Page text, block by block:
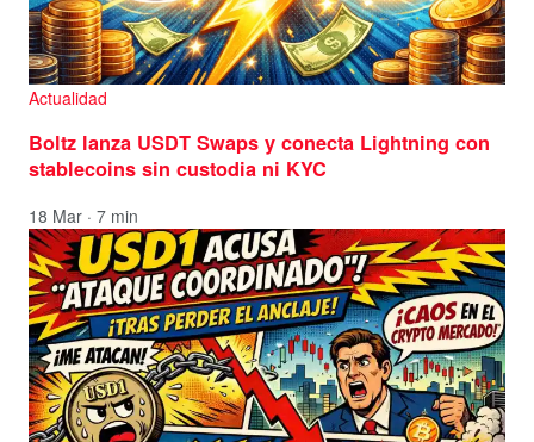
Actualidad
Boltz lanza USDT Swaps y conecta Lightning con
stablecoins sin custodia ni KYC
18 Mar · 7 min